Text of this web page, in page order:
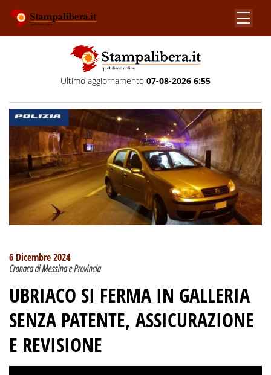
Ultimo aggiornamento 07-08-2026 6:55
6 Dicembre 2024
Cronaca di Messina e Provincia
UBRIACO SI FERMA IN GALLERIA
SENZA PATENTE, ASSICURAZIONE
E REVISIONE